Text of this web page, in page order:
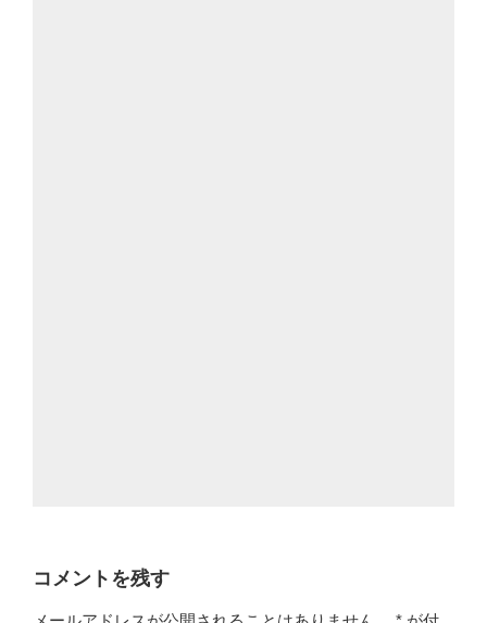
コメントを残す